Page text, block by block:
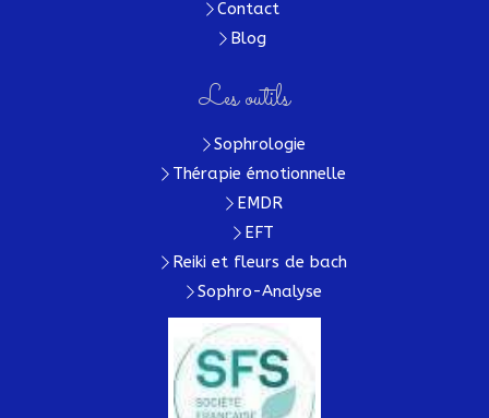
Contact
Blog
Les outils
Sophrologie
Thérapie émotionnelle
EMDR
EFT
Reiki et fleurs de bach
Sophro-Analyse